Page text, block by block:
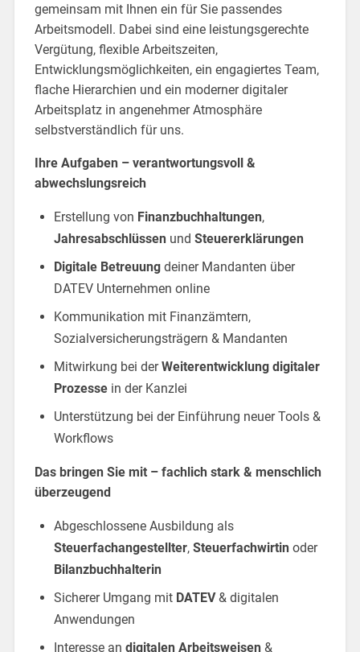
gemeinsam mit Ihnen ein für Sie passendes
Arbeitsmodell. Dabei sind eine leistungsgerechte
Vergütung, flexible Arbeitszeiten,
Entwicklungsmöglichkeiten, ein engagiertes Team,
flache Hierarchien und ein moderner digitaler
Arbeitsplatz in angenehmer Atmosphäre
selbstverständlich für uns.
Ihre Aufgaben – verantwortungsvoll &
abwechslungsreich
Erstellung von Finanzbuchhaltungen,
Jahresabschlüssenund Steuererklärungen
Digitale Betreuungdeiner Mandanten über
DATEV Unternehmen online
Kommunikation mit Finanzämtern,
Sozialversicherungsträgern & Mandanten
Mitwirkung bei derWeiterentwicklung digitaler
Prozessein der Kanzlei
Unterstützung bei der Einführung neuer Tools &
Workflows
Das bringen Sie mit – fachlich stark & menschlich
überzeugend
Abgeschlossene Ausbildung als
Steuerfachangestellter, Steuerfachwirtinoder
Bilanzbuchhalterin
Sicherer Umgang mit DATEV& digitalen
Anwendungen
Interesse an digitalen Arbeitsweisen&